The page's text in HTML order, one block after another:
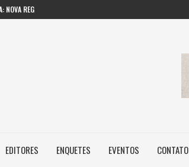
NOVA REGRA...
EDITORES ENQUETES EVENTOS CONTATO